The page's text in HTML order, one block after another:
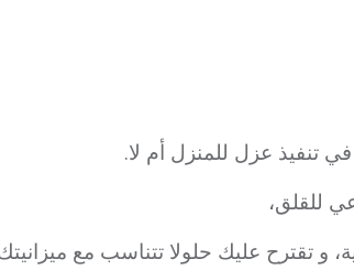
تنفيذ عزل للمنزل أم لا.
للقلق،
و تقترح عليك حلولا تتناسب مع